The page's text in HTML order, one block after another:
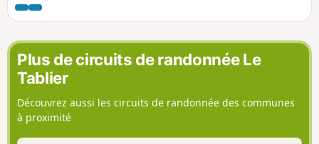
"grand Pâtis" qui existe en dehors du
circuit. Les circuits sont créés par des
randonneurs. Un pâtis est un pré en
friche ou une pâture à bétail.
Plus de circuits de randonnée Le
Tablier
Découvrez aussi les circuits de randonnée des communes
à proximité